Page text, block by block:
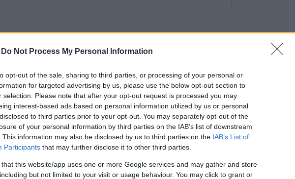
Do Not Process My Personal Information
opt-out of the sale, sharing to third parties, or processing of your personal or
for targeted advertising by us, please use the below opt-out section to
selection. Please note that after your opt-out request is processed you may
interest-based ads based on personal information utilized by us or personal
to third parties prior to your opt-out. You may separately opt-out of the
of your personal information by third parties on the IAB’s list of downstream
This information may also be disclosed by us to third parties on the IAB’s List of
Participants that may further disclose it to other third parties.
that this website/app uses one or more Google services and may gather and store
but not limited to your visit or usage behaviour. You may click to grant or
anno
si sono affermati come un punto di
di sostenibilità nel trasporto
state ricevute candidature da dodici paesi di
selezionati per il loro eccellente contributo.
di oltre cento esperti del settore, rivelandosi